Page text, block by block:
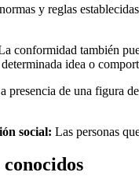
y reglas
conformidad también
idea o
presencia de una figura
social: Las personas